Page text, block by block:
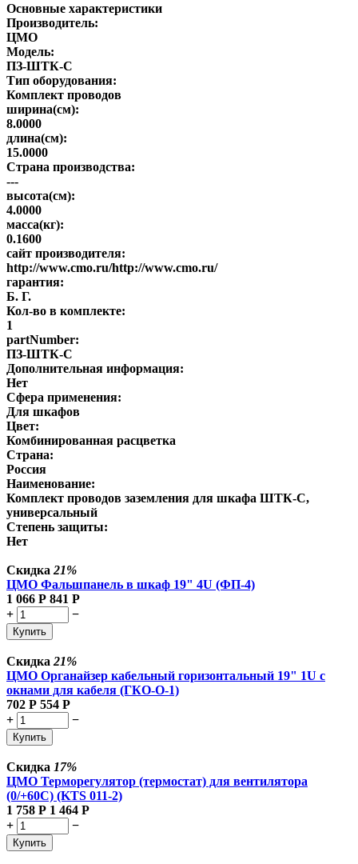
Основные характеристики
Производитель:
ЦМО
Модель:
ПЗ-ШТК-С
Тип оборудования:
Комплект проводов
ширина(см):
8.0000
длина(см):
15.0000
Страна производства:
---
высота(см):
4.0000
масса(кг):
0.1600
сайт производителя:
http://www.cmo.ru/http://www.cmo.ru/
гарантия:
Б. Г.
Кол-во в комплекте:
1
partNumber:
ПЗ-ШТК-С
Дополнительная информация:
Нет
Сфера применения:
Для шкафов
Цвет:
Комбинированная расцветка
Страна:
Россия
Наименование:
Комплект проводов заземления для шкафа ШТК-С,
универсальный
Степень защиты:
Нет
Скидка 21%
ЦМО Фальшпанель в шкаф 19" 4U (ФП-4)
1 066 Р 841 Р
+
−
Купить
Скидка 21%
ЦМО Органайзер кабельный горизонтальный 19" 1U с
окнами для кабеля (ГКО-О-1)
702 Р 554 Р
+
−
Купить
Скидка 17%
ЦМО Терморегулятор (термостат) для вентилятора
(0/+60С) (KTS 011-2)
1 758 Р 1 464 Р
+
−
Купить